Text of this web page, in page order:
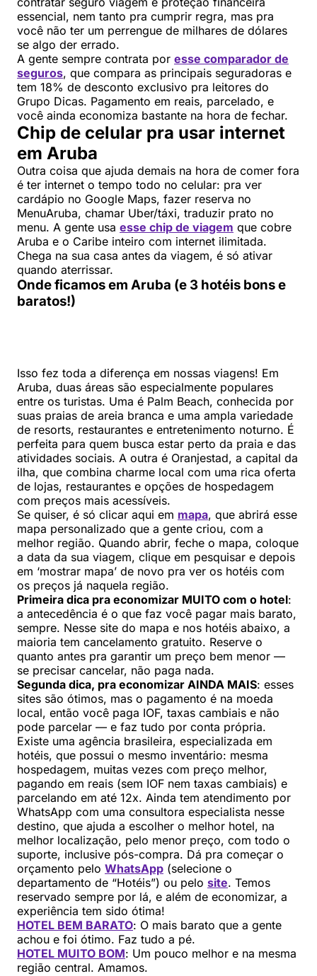
essencial, nem tanto pra cumprir regra, mas pra
você não ter um perrengue de milhares de dólares
se algo der errado.
A gente sempre contrata por esse comparador de
seguros, que compara as principais seguradoras e
tem 18% de desconto exclusivo pra leitores do
Grupo Dicas. Pagamento em reais, parcelado, e
você ainda economiza bastante na hora de fechar.
Chip de celular pra usar internet
em Aruba
Outra coisa que ajuda demais na hora de comer fora
é ter internet o tempo todo no celular: pra ver
cardápio no Google Maps, fazer reserva no
MenuAruba, chamar Uber/táxi, traduzir prato no
menu. A gente usa esse chip de viagem que cobre
Aruba e o Caribe inteiro com internet ilimitada.
Chega na sua casa antes da viagem, é só ativar
quando aterrissar.
Onde ficamos em Aruba (e 3 hotéis bons e
baratos!)
Isso fez toda a diferença em nossas viagens! Em
Aruba, duas áreas são especialmente populares
entre os turistas. Uma é Palm Beach, conhecida por
suas praias de areia branca e uma ampla variedade
de resorts, restaurantes e entretenimento noturno. É
perfeita para quem busca estar perto da praia e das
atividades sociais. A outra é Oranjestad, a capital da
ilha, que combina charme local com uma rica oferta
de lojas, restaurantes e opções de hospedagem
com preços mais acessíveis.
Se quiser, é só clicar aqui em mapa, que abrirá esse
mapa personalizado que a gente criou, com a
melhor região. Quando abrir, feche o mapa, coloque
a data da sua viagem, clique em pesquisar e depois
em ‘mostrar mapa’ de novo pra ver os hotéis com
os preços já naquela região.
Primeira dica pra economizar MUITO com o hotel:
a antecedência é o que faz você pagar mais barato,
sempre. Nesse site do mapa e nos hotéis abaixo, a
maioria tem cancelamento gratuito. Reserve o
quanto antes pra garantir um preço bem menor —
se precisar cancelar, não paga nada.
Segunda dica, pra economizar AINDA MAIS: esses
sites são ótimos, mas o pagamento é na moeda
local, então você paga IOF, taxas cambiais e não
pode parcelar — e faz tudo por conta própria.
Existe uma agência brasileira, especializada em
hotéis, que possui o mesmo inventário: mesma
hospedagem, muitas vezes com preço melhor,
pagando em reais (sem IOF nem taxas cambiais) e
parcelando em até 12x. Ainda tem atendimento por
WhatsApp com uma consultora especialista nesse
destino, que ajuda a escolher o melhor hotel, na
melhor localização, pelo menor preço, com todo o
suporte, inclusive pós-compra. Dá pra começar o
orçamento pelo WhatsApp (selecione o
departamento de “Hotéis”) ou pelo site. Temos
reservado sempre por lá, e além de economizar, a
experiência tem sido ótima!
HOTEL BEM BARATO: O mais barato que a gente
achou e foi ótimo. Faz tudo a pé.
HOTEL MUITO BOM: Um pouco melhor e na mesma
região central. Amamos.